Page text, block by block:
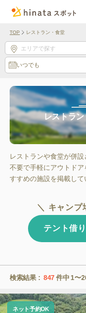
TOP レストラン・食堂
エリアで探す
いつでも
レストラ
レストランや食堂が併
不要で手軽にアウトド
すすめの施設を掲載して
＼ キャンプ
テント借
検索結果 : 847件中 1〜
ネット予約OK